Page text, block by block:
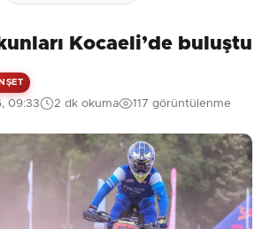
Kocaeli’de buluştu
09:33 2 dk okuma 117 görüntülenme